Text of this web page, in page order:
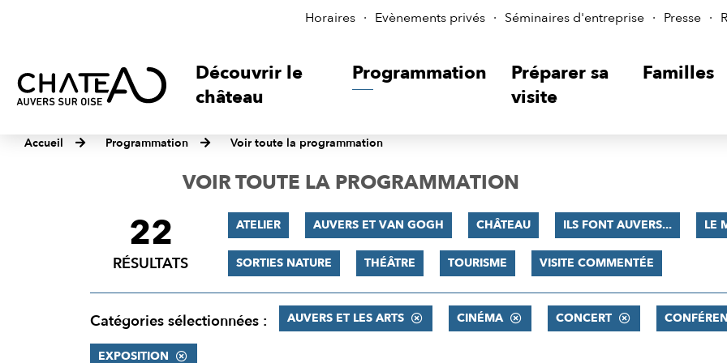
Horaires Evènements privés Séminaires d'entreprise Presse
Découvrir le
château
Programmation
Préparer sa
visite
Familles
Accueil Programmation Voir toute la programmation
VOIR TOUTE LA PROGRAMMATION
FILTRER
RÉSULTATS
22
RÉSULTATS
ATELIER AUVERS ET VAN GOGH CHÂTEAU ILS FONT AUVERS... LE
SORTIES NATURE THÉÂTRE TOURISME VISITE COMMENTÉE
Catégories sélectionnées : AUVERS ET LES ARTS CINÉMA CONCERT
EXPOSITION